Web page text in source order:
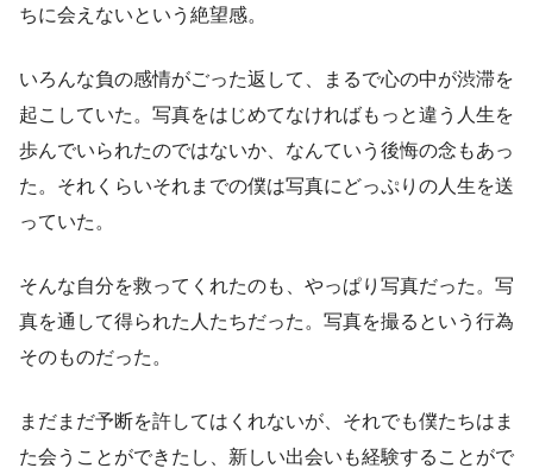
ちに会えないという絶望感。
いろんな負の感情がごった返して、まるで心の中が渋滞を
起こしていた。写真をはじめてなければもっと違う人生を
歩んでいられたのではないか、なんていう後悔の念もあっ
た。それくらいそれまでの僕は写真にどっぷりの人生を送
っていた。
そんな自分を救ってくれたのも、やっぱり写真だった。写
真を通して得られた人たちだった。写真を撮るという行為
そのものだった。
まだまだ予断を許してはくれないが、それでも僕たちはま
た会うことができたし、新しい出会いも経験することがで